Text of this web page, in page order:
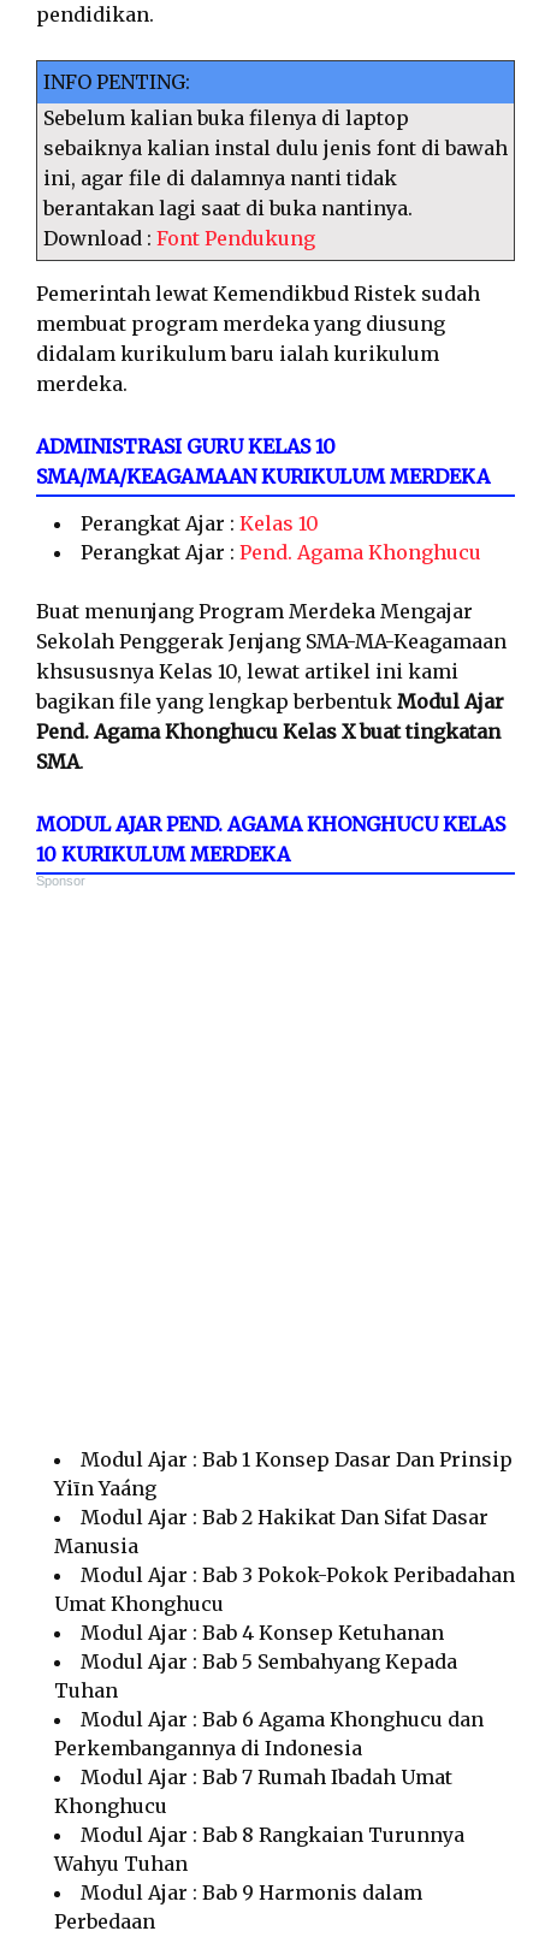
pendidikan.
INFO PENTING:
Sebelum kalian buka filenya di laptop
sebaiknya kalian instal dulu jenis font di bawah
ini, agar file di dalamnya nanti tidak
berantakan lagi saat di buka nantinya.
Download : Font Pendukung
Pemerintah lewat Kemendikbud Ristek sudah
membuat program merdeka yang diusung
didalam kurikulum baru ialah kurikulum
merdeka.
ADMINISTRASI GURU KELAS 10
SMA/MA/KEAGAMAAN KURIKULUM MERDEKA
Perangkat Ajar : Kelas 10
Perangkat Ajar : Pend. Agama Khonghucu
Buat menunjang Program Merdeka Mengajar
Sekolah Penggerak Jenjang SMA-MA-Keagamaan
khsususnya Kelas 10, lewat artikel ini kami
bagikan file yang lengkap berbentuk Modul Ajar
Pend. Agama Khonghucu Kelas X buat tingkatan
SMA.
MODUL AJAR PEND. AGAMA KHONGHUCU KELAS
10 KURIKULUM MERDEKA
Sponsor
Modul Ajar : Bab 1 Konsep Dasar Dan Prinsip
Yiīn Yaáng
Modul Ajar : Bab 2 Hakikat Dan Sifat Dasar
Manusia
Modul Ajar : Bab 3 Pokok-Pokok Peribadahan
Umat Khonghucu
Modul Ajar : Bab 4 Konsep Ketuhanan
Modul Ajar : Bab 5 Sembahyang Kepada
Tuhan
Modul Ajar : Bab 6 Agama Khonghucu dan
Perkembangannya di Indonesia
Modul Ajar : Bab 7 Rumah Ibadah Umat
Khonghucu
Modul Ajar : Bab 8 Rangkaian Turunnya
Wahyu Tuhan
Modul Ajar : Bab 9 Harmonis dalam
Perbedaan